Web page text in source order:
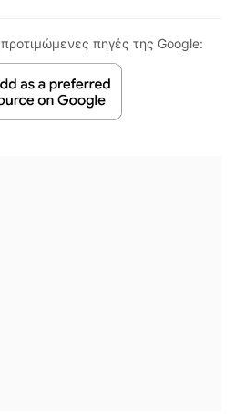
πηγές της Google: